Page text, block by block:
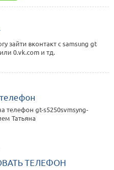
зайти вконтакт с samsung gt
0.vk.com и тд.
телефон gt-s5250svmsyng-
Татьяна
ТЕЛЕФОН